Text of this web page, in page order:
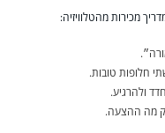
מכירות מהטלוויזיה:
חלופות טובות.
ולהרגיע.
מה ההצעה.